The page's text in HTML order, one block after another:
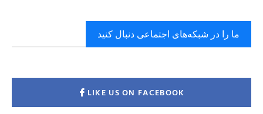
ما را در شبکه‌های اجتماعی دنبال کنید
LIKE US ON FACEBOOK